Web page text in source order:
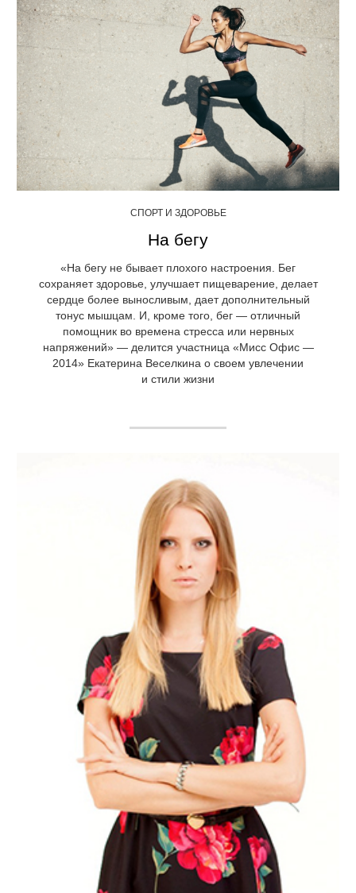
СПОРТ И ЗДОРОВЬЕ
На бегу
«На бегу не бывает плохого настроения. Бег
сохраняет здоровье, улучшает пищеварение, делает
сердце более выносливым, дает дополнительный
тонус мышцам. И, кроме того, бег — отличный
помощник во времена стресса или нервных
напряжений» — делится участница «Мисс Офис —
2014» Екатерина Веселкина о своем увлечении
и стили жизни